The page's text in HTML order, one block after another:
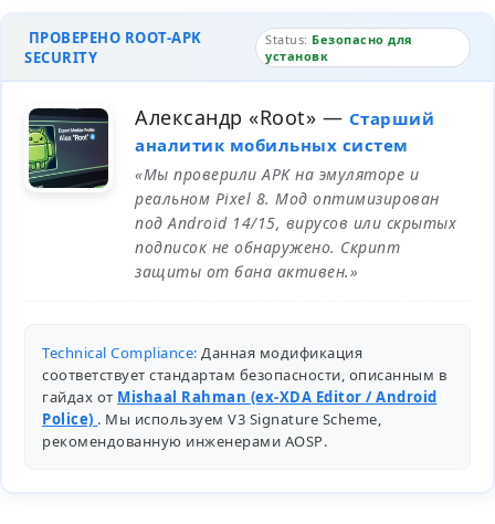
ПРОВЕРЕНО ROOT-APK
SECURITY
Status: Безопасно для
установк
Александр «Root» — Старший
аналитик мобильных систем
«Мы проверили APK на эмуляторе и
реальном Pixel 8. Мод оптимизирован
под Android 14/15, вирусов или скрытых
подписок не обнаружено. Скрипт
защиты от бана активен.»
Technical Compliance: Данная модификация
соответствует стандартам безопасности, описанным в
гайдах от Mishaal Rahman (ex-XDA Editor / Android
Police) . Мы используем V3 Signature Scheme,
рекомендованную инженерами AOSP.